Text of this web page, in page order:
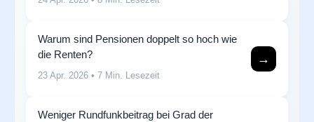
Warum sind Pensionen doppelt so hoch wie
die Renten?
23 Apr. 2026 • 7 Min. Lesezeit
→
Weniger Rundfunkbeitrag bei Grad der